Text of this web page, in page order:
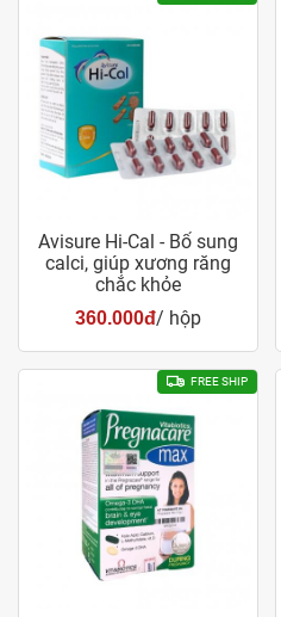
Avisure Hi-Cal - Bổ sung
calci, giúp xương răng
chắc khỏe
360.000đ/ hộp
FREE SHIP